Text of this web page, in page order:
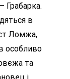
Грабарка.
в
Ломжа,
особливо
та